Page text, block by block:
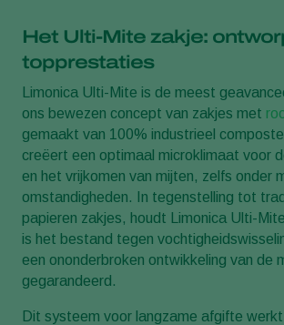
Het Ulti-Mite zakje:
topprestaties
Limonica Ulti-Mite is de meest
ons bewezen concept van zakjes met
gemaakt van 100% industrieel
creëert een optimaal microklimaat voor
en het vrijkomen van mijten, zelfs onder
omstandigheden. In tegenstelling tot
papieren zakjes, houdt Limonica Ulti-
is het bestand tegen
een ononderbroken ontwikkeling van de
gegarandeerd.
Dit systeem voor langzame afgifte